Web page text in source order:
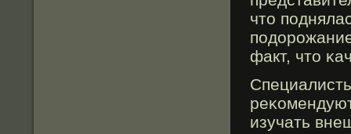
что
факт, что
изучать